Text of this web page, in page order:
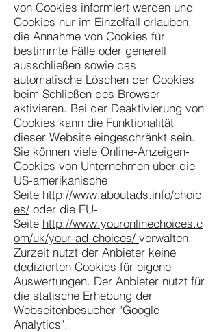
von Cookies informiert werden und
Cookies nur im Einzelfall erlauben,
die Annahme von Cookies für
bestimmte Fälle oder generell
ausschließen sowie das
automatische Löschen der Cookies
beim Schließen des Browser
aktivieren. Bei der Deaktivierung von
Cookies kann die Funktionalität
dieser Website eingeschränkt sein.
Sie können viele Online-Anzeigen-
Cookies von Unternehmen über die
US-amerikanische
Seite http://www.aboutads.info/choic
es/ oder die EU-
Seite http://www.youronlinechoices.c
om/uk/your-ad-choices/ verwalten.
Zurzeit nutzt der Anbieter keine
dedizierten Cookies für eigene
Auswertungen. Der Anbieter nutzt für
die statische Erhebung der
Webseitenbesucher "Google
Analytics".